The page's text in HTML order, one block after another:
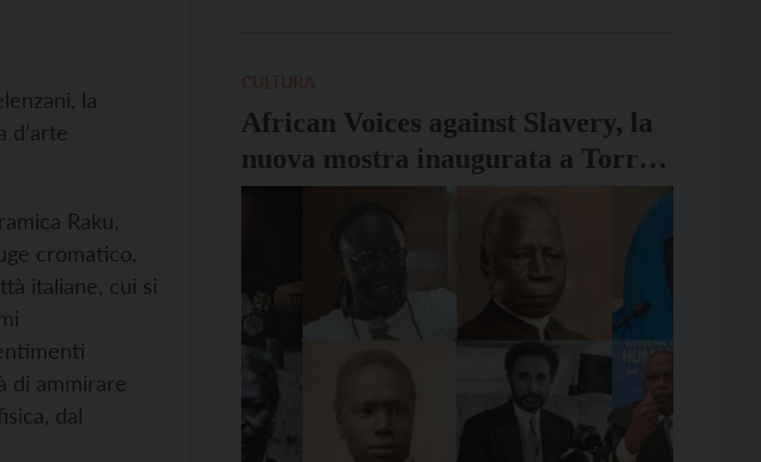
la
d’arte
Raku,
cromatico.
italiane, cui si
di ammirare
dal
African Voices against Slavery, la
nuova mostra inaugurata a Torre
Mirana